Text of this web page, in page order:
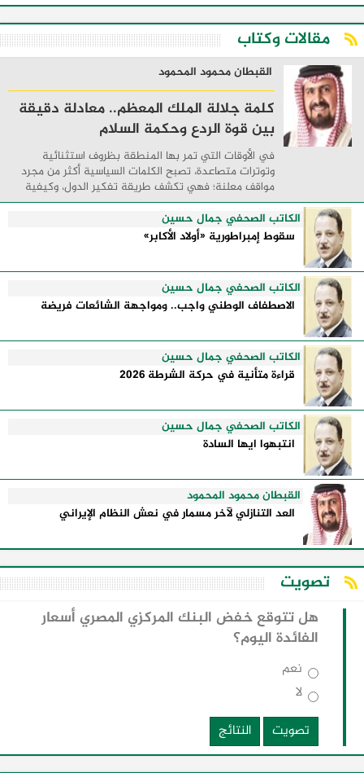
مقالات وكتاب
القبطان محمود المحمود
كلمة جلالة الملك المعظم.. معادلة دقيقة
بين قوة الردع وحكمة السلام
في الأوقات التي تمر بها المنطقة بظروف استثنائية
وتوترات متصاعدة، تصبح الكلمات السياسية أكثر من مجرد
مواقف معلنة؛ فهي تكشف طريقة تفكير الدول، وكيفية
إدارتها للأزمات، والحدود التي تفصل بين القوة ...
الكاتب الصحفي جمال حسين
سقوط إمبراطورية «أولاد الأكابر»
الكاتب الصحفي جمال حسين
الاصطفاف الوطني واجب.. ومواجهة الشائعات فريضة
الكاتب الصحفي جمال حسين
قراءة متأنية في حركة الشرطة 2026
الكاتب الصحفي جمال حسين
انتبهوا ايها السادة
القبطان محمود المحمود
العد التنازلي لآخر مسمار في نعش النظام الإيراني
تصويت
هل تتوقع خفض البنك المركزي المصري أسعار
الفائدة اليوم؟
نعم
لا
تصويت
النتائج